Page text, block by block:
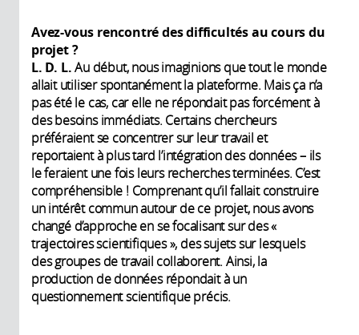
Avez-vous rencontré des difficultés au cours du
projet ?
L. D. L.Au début, nous imaginions que tout le monde
allait utiliser spontanément la plateforme. Mais ça n’a
pas été le cas, car elle ne répondait pas forcément à
des besoins immédiats. Certains chercheurs
préféraient se concentrer sur leur travail et
reportaient à plus tard l’intégration des données – ils
le feraient une fois leurs recherches terminées. C’est
compréhensible ! Comprenant qu’il fallait construire
un intérêt commun autour de ce projet, nous avons
changé d’approche en se focalisant sur des «
trajectoires scientifiques », des sujets sur lesquels
des groupes de travail collaborent. Ainsi, la
production de données répondait à un
questionnement scientifique précis.